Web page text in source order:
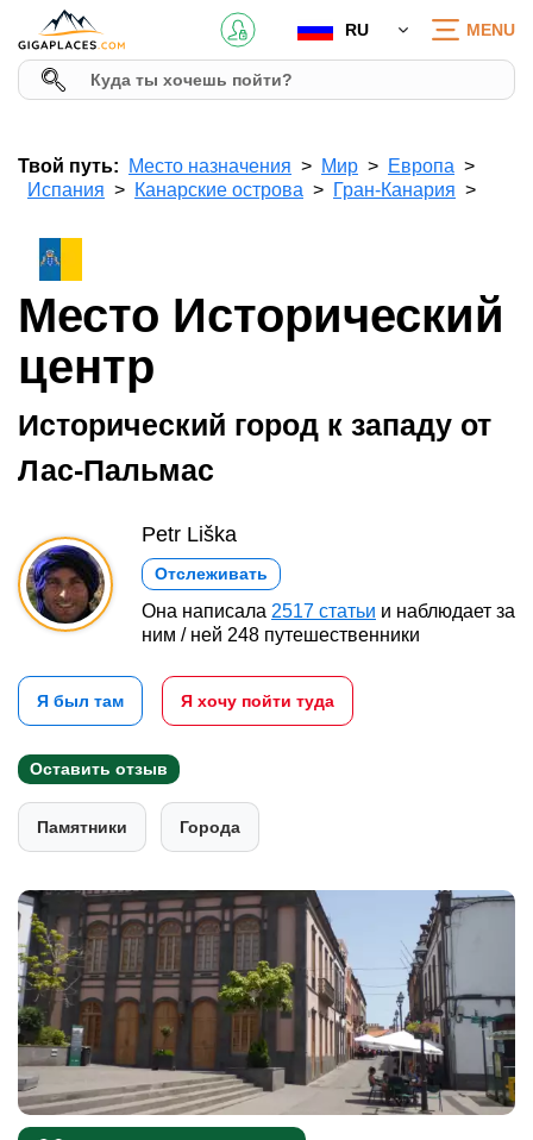
RU MENU
Твой путь: Место назначения Мир
Европа
Испания
Канарские острова Гран-Канария
Место Исторический
центр
Исторический город к западу от
Лас-Пальмас
Petr Liška
Отслеживать
Она написала 2517 статьи и наблюдает за
ним / ней 248 путешественники
Я был там Я хочу пойти туда
Оставить отзыв
Памятники Города